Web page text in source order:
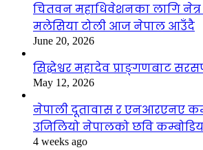
चितवन महाधिवेशनका लागि
मलेसिया टोली आज नेपाल आउँदै
June 20, 2026
सिद्धेश्वर महादेव प्राङ्गणबाट
May 12, 2026
नेपाली दूतावास र एनआरएनए
उजिलियो नेपालको छवि
4 weeks ago